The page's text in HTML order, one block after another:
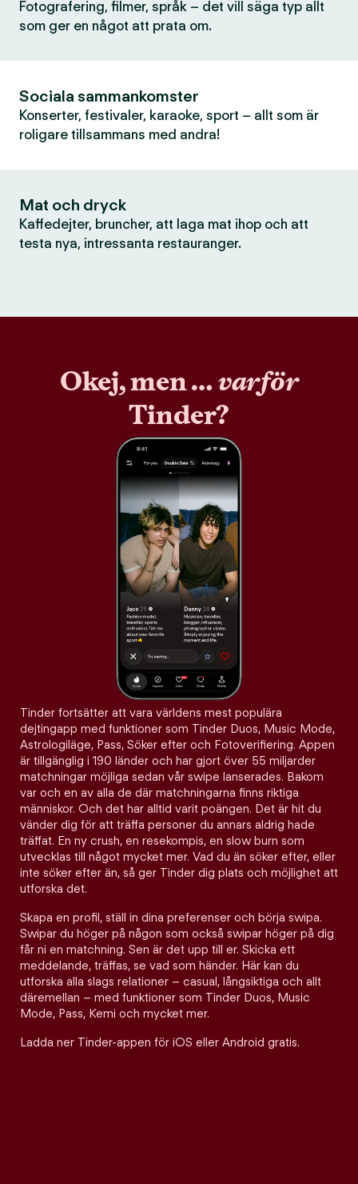
Fotografering, filmer, språk – det vill säga typ allt
som ger en något att prata om.
Sociala sammankomster
Konserter, festivaler, karaoke, sport – allt som är
roligare tillsammans med andra!
Mat och dryck
Kaffedejter, bruncher, att laga mat ihop och att
testa nya, intressanta restauranger.
Okej, men …varför
Tinder?
Tinder fortsätter att vara världens mest populära
dejtingapp med funktioner som Tinder Duos, Music Mode,
Astrologiläge, Pass, Söker efter och Fotoverifiering. Appen
är tillgänglig i 190 länder och har gjort över 55 miljarder
matchningar möjliga sedan vår swipe lanserades. Bakom
var och en av alla de där matchningarna finns riktiga
människor. Och det har alltid varit poängen. Det är hit du
vänder dig för att träffa personer du annars aldrig hade
träffat. En ny crush, en resekompis, en slow burn som
utvecklas till något mycket mer. Vad du än söker efter, eller
inte söker efter än, så ger Tinder dig plats och möjlighet att
utforska det.
Skapa en profil, ställ in dina preferenser och börja swipa.
Swipar du höger på någon som också swipar höger på dig
får ni en matchning. Sen är det upp till er. Skicka ett
meddelande, träffas, se vad som händer. Här kan du
utforska alla slags relationer – casual, långsiktiga och allt
däremellan – med funktioner som Tinder Duos, Music
Mode, Pass, Kemi och mycket mer.
Ladda ner Tinder-appen för iOS eller Android gratis.